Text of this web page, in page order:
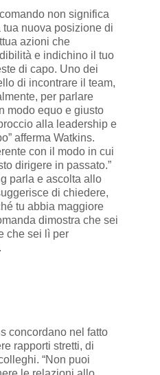
non significa
nuova posizione di
azioni che
e indichino il tuo
di capo. Uno dei
di incontrare il team,
per parlare
modo equo e giusto
alla leadership e
afferma Watkins.
con il modo in cui
dirigere in passato.”
parla e ascolta allo
di chiedere,
tu abbia maggiore
dimostra che sei
che sei lì per
concordano nel fatto
rapporti stretti, di
“Non puoi